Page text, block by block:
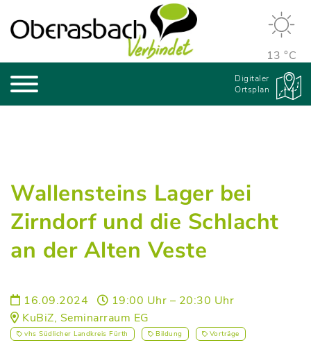
13 °C
Digitaler
Ortsplan
Wallensteins Lager bei
Zirndorf und die Schlacht
an der Alten Veste
16.09.2024
19:00 Uhr – 20:30 Uhr
KuBiZ, Seminarraum EG
vhs Südlicher Landkreis Fürth Bildung Vorträge